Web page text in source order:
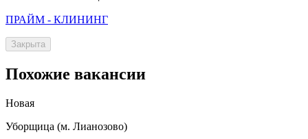
ПРАЙМ - КЛИНИНГ
Закрыта
Похожие вакансии
Новая
Уборщица (м. Лианозово)